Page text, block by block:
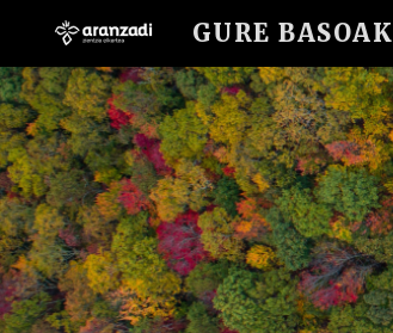
GURE BASOAK